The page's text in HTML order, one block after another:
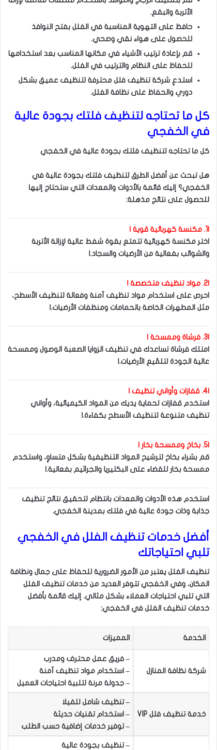
الأتربة والبقع.
حافظ على التهوية المناسبة في الفلل بفتح النوافذ
للحصول على هواء نقي وصحي.
قم بإعادة ترتيب الأشياء في مكانها المناسب بعد استخدامها
للحفاظ على النظام والترتيب في الفلل.
استدعِ شركة تنظيف فلل محترفة لتنظيف عميق بشكل
دوري والحفاظ على نظافة الفلل.
كل ما تحتاجه لتنظيف فلتك بجودة عالية
في الخفجي
كل ما تحتاجه لتنظيف فلتك بجودة عالية في الخفجي
هل تبحث عن أفضل الطرق لتنظيف فلتك بجودة عالية في
الخفجي؟ إليك قائمة بالأدوات والمعدات التي ستحتاج إليها
للحصول على نتائج مذهلة:
اختر مكنسة كهربائية تتمتع بقوة شفط عالية لإزالة الأتربة
والشوائب بفعالية من الأرضيات والسجاد.|
احرص على استخدام مواد تنظيف آمنة وفعالة لتنظيف الأسطح،
مثل المطهرات الخاصة بالحمامات ومنظفات الأرضيات.|
امتلك فرشاة تساعدك في تنظيف الزوايا الصعبة الوصول وممسحة
عالية الجودة لتلمّيع الأرضيات.|
استخدم قفازات لحماية يديك من المواد الكيميائية، وأواني
تنظيف متنوعة لتنظيف الأسطح بكفاءة.|
قم بشراء بخاخ لترشيح المواد التنظيفية بشكل متساوٍ، واستخدم
ممسحة بخار للقضاء على البكتيريا والجراثيم بفعالية.|
استخدم هذه الأدوات والمعدات بانتظام لتحقيق نتائج تنظيف
جذابة وذات جودة عالية في فلتك بمدينة الخفجي.
أفضل خدمات تنظيف الفلل في الخفجي
تلبي احتياجاتك
تنظيف الفلل يعتبر من الأمور الضرورية للحفاظ على جمال ونظافة
المكان، وفي الخفجي تتوفر العديد من خدمات تنظيف الفلل
التي تلبي احتياجات العملاء بشكل مثالي. إليك قائمة بأفضل
خدمات تنظيف الفلل في الخفجي:
الخدمة المميزات
شركة نظافة المنازل
– فريق عمل محترف ومدرب
– استخدام مواد تنظيف آمنة
– جدولة مرنة لتلبية احتياجات العميل
خدمة تنظيف فلل VIP
– تنظيف شامل للفيلا
– استخدام تقنيات حديثة
– توفير خدمات إضافية حسب الطلب
– تنظيف بجودة عالية